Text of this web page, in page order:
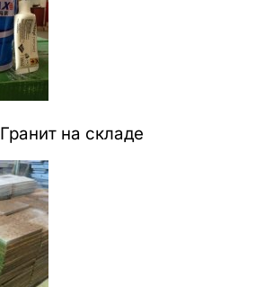
Гранит на складе